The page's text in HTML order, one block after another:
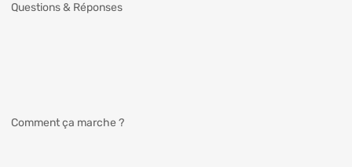
Questions & Réponses
Comment ça marche ?